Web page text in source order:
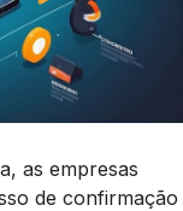
as empresas
de confirmação